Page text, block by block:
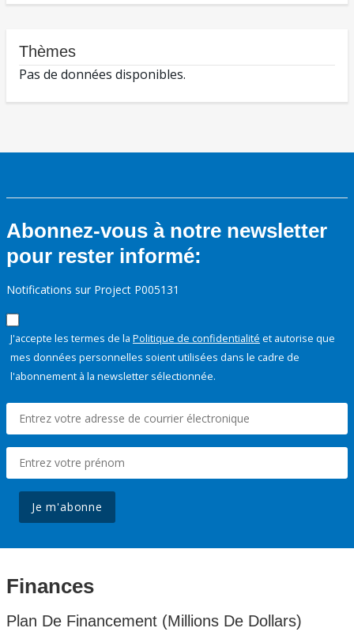
Thèmes
Pas de données disponibles.
Abonnez-vous à notre newsletter
pour rester informé:
Notifications sur Project P005131
J'accepte les termes de la Politique de confidentialité et autorise que
mes données personnelles soient utilisées dans le cadre de
l'abonnement à la newsletter sélectionnée.
Je m'abonne
Finances
Plan De Financement (Millions De Dollars)